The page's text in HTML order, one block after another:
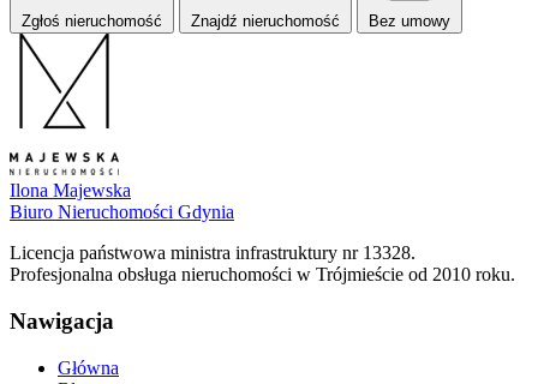
Zgłoś nieruchomość Znajdź nieruchomość Bez umowy
Ilona Majewska
Biuro Nieruchomości Gdynia
Licencja państwowa ministra infrastruktury nr 13328.
Profesjonalna obsługa nieruchomości w Trójmieście od 2010 roku.
Nawigacja
Główna